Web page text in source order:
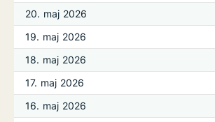
20. maj 2026
19. maj 2026
18. maj 2026
17. maj 2026
16. maj 2026